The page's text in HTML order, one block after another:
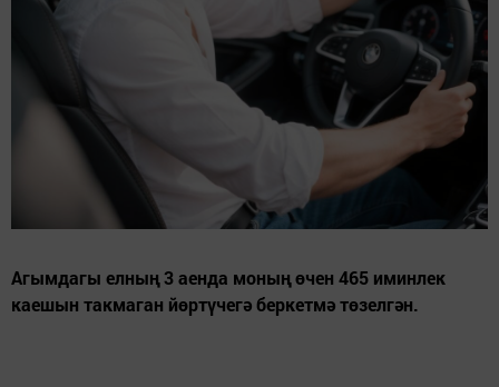
Агымдагы елның 3 аенда моның өчен 465 иминлек
каешын такмаган йөртүчегә беркетмә төзелгән.